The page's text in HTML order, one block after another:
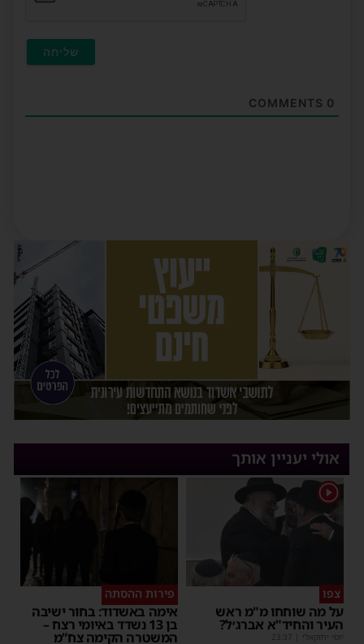
0
אולי יעניין אותך
1
צפו
על מה שוחחו מ"מ ראש
העיר והחיד"א אברג׳ל?
יוסי יחזקאלי 23:37
פירות ההסתה
אימה באשדוד: בחור ישיבה
בן 13 נשדד באיומי רצח –
המשטרה הקימה צח”מ